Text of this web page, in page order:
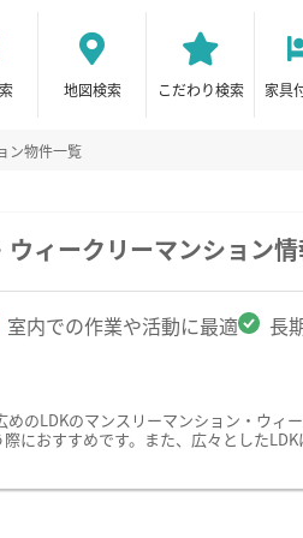
地図検索 こだわり検索 家具
ン物件一覧
ィークリーマンション
室内での作業や活動に最適
長
のLDKのマンスリーマンション・ウィ
におすすめです。また、広々とした